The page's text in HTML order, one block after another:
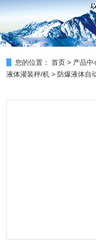
您的位置： 首页 > 产品中
液体灌装秤/机 > 防爆液体自